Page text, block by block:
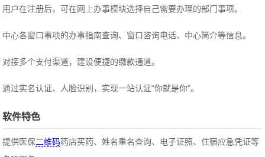
用户在注册后，可在网上办事模块选择自己需要办理的部门事项。
中心各窗口事项的办事指南查询、窗口咨询电话、中心简介等信息。
对接多个支付渠道，建设便捷的缴款通道。
通过实名认证、人脸识别，实现一站认证“你就是你”。
软件特色
提供医保二维码药店买药、姓名重名查询、电子证照、住宿应急凭证等